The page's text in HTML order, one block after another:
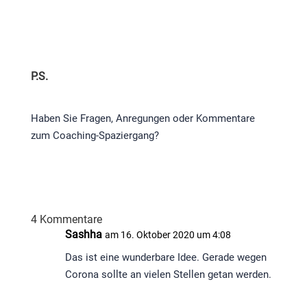
P.S.​
Haben Sie Fragen, Anregungen oder Kommentare
zum Coaching-Spaziergang?
4 Kommentare
Sashha am 16. Oktober 2020 um 4:08
Das ist eine wunderbare Idee. Gerade wegen
Corona sollte an vielen Stellen getan werden.